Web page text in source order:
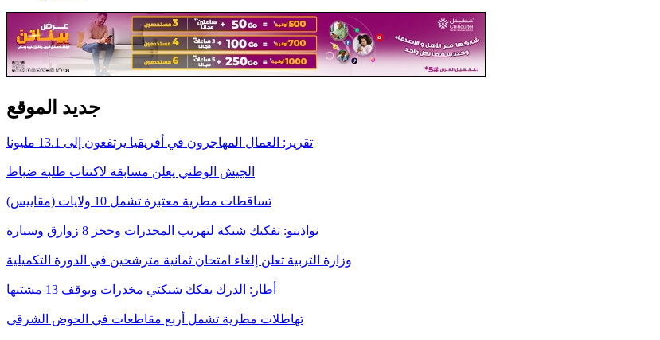
جديد الموقع
تقرير: العمال المهاجرون في أفريقيا يرتفعون إلى 13.1 مليونا
الجيش الوطني يعلن مسابقة لاكتتاب طلبة ضباط
تساقطات مطرية معتبرة تشمل 10 ولايات (مقاييس)
نواذيبو: تفكيك شبكة لتهريب المخدرات وحجز 8 زوارق وسيارة
وزارة التربية تعلن إلغاء امتحان ثمانية مترشحين في الدورة التكميلية
أطار: الدرك يفكك شبكتي مخدرات ويوقف 13 مشتبها
تهاطلات مطرية تشمل أربع مقاطعات في الحوض الشرقي